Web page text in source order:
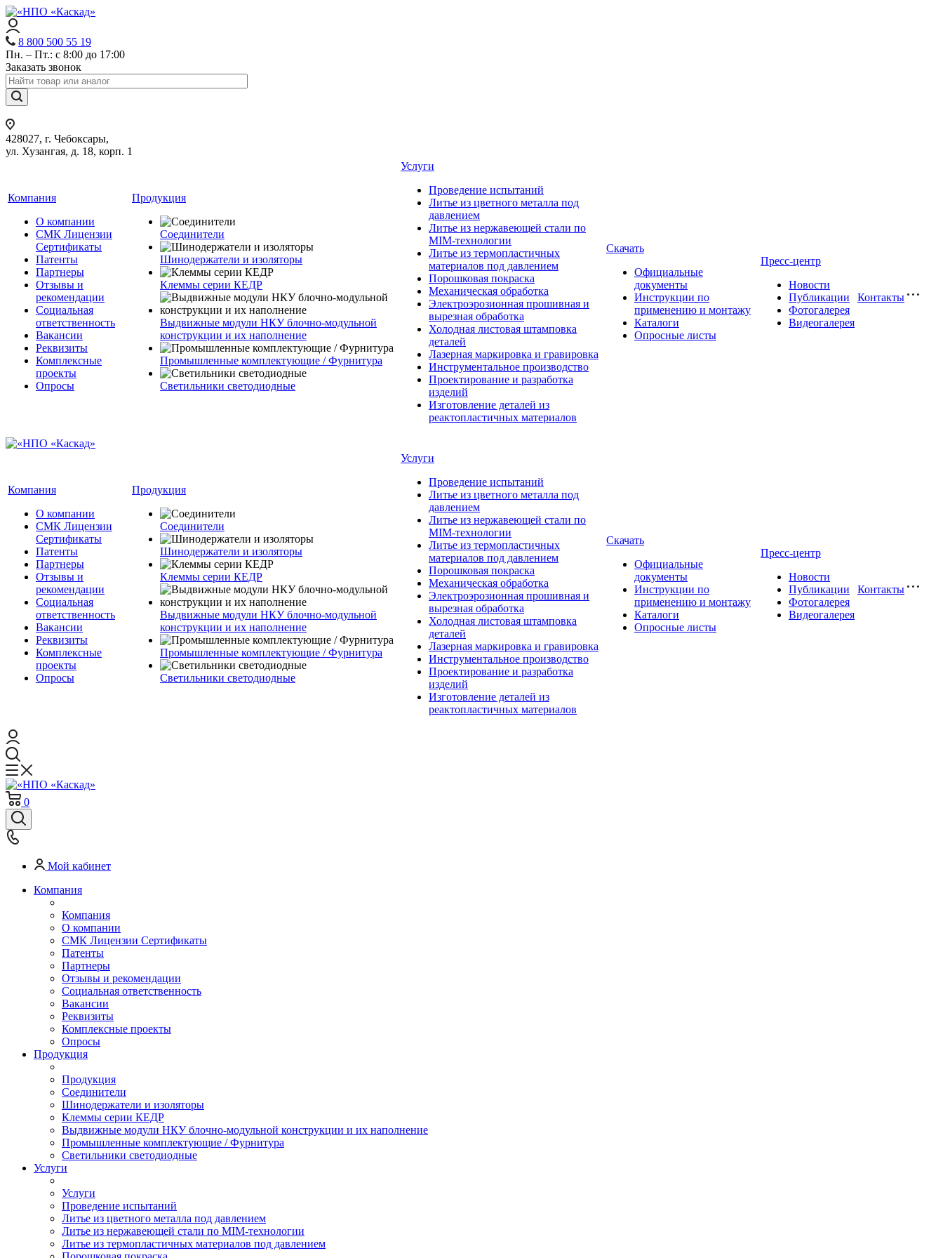
8 800 500 55 19
Пн. – Пт.: с 8:00 до 17:00
Заказать звонок
428027, г. Чебоксары,
ул. Хузангая, д. 18, корп. 1
Компания
О компании
СМК Лицензии
Сертификаты
Патенты
Партнеры
Отзывы и
рекомендации
Социальная
ответственность
Вакансии
Реквизиты
Комплексные
проекты
Опросы
Продукция
Соединители
Шинодержатели и изоляторы
Клеммы серии КЕДР
Выдвижные модули НКУ блочно-модульной
конструкции и их наполнение
Промышленные комплектующие / Фурнитура
Светильники светодиодные
Услуги
Проведение испытаний
Литье из цветного металла под
давлением
Литье из нержавеющей стали по
MIM-технологии
Литье из термопластичных
материалов под давлением
Порошковая покраска
Механическая обработка
Электроэрозионная прошивная и
вырезная обработка
Холодная листовая штамповка
деталей
Лазерная маркировка и гравировка
Инструментальное производство
Проектирование и разработка
изделий
Изготовление деталей из
реактопластичных материалов
Скачать
Официальные
документы
Инструкции по
применению и монтажу
Каталоги
Опросные листы
Пресс-центр
Новости
Публикации
Фотогалерея
Видеогалерея
Контакты
Компания
О компании
СМК Лицензии
Сертификаты
Патенты
Партнеры
Отзывы и
рекомендации
Социальная
ответственность
Вакансии
Реквизиты
Комплексные
проекты
Опросы
Продукция
Соединители
Шинодержатели и изоляторы
Клеммы серии КЕДР
Выдвижные модули НКУ блочно-модульной
конструкции и их наполнение
Промышленные комплектующие / Фурнитура
Светильники светодиодные
Услуги
Проведение испытаний
Литье из цветного металла под
давлением
Литье из нержавеющей стали по
MIM-технологии
Литье из термопластичных
материалов под давлением
Порошковая покраска
Механическая обработка
Электроэрозионная прошивная и
вырезная обработка
Холодная листовая штамповка
деталей
Лазерная маркировка и гравировка
Инструментальное производство
Проектирование и разработка
изделий
Изготовление деталей из
реактопластичных материалов
Скачать
Официальные
документы
Инструкции по
применению и монтажу
Каталоги
Опросные листы
Пресс-центр
Новости
Публикации
Фотогалерея
Видеогалерея
Контакты
0
Мой кабинет
Компания
Компания
О компании
СМК Лицензии Сертификаты
Патенты
Партнеры
Отзывы и рекомендации
Социальная ответственность
Вакансии
Реквизиты
Комплексные проекты
Опросы
Продукция
Продукция
Соединители
Шинодержатели и изоляторы
Клеммы серии КЕДР
Выдвижные модули НКУ блочно-модульной конструкции и их наполнение
Промышленные комплектующие / Фурнитура
Светильники светодиодные
Услуги
Услуги
Проведение испытаний
Литье из цветного металла под давлением
Литье из нержавеющей стали по MIM-технологии
Литье из термопластичных материалов под давлением